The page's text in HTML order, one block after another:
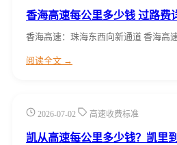
香海高速每公里多少钱 过路费
香海高速：珠海东西向新通道 香海高
阅读全文 →
2026-07-02 高速收费标准
凯从高速每公里多少钱？凯里